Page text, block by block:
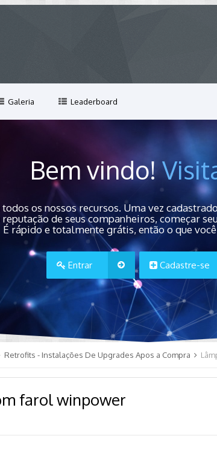
Galeria Leaderboard
Bem vindo!
os nossos recursos. Uma vez
de seus companheiros, começar
É rápido e totalmente grátis, então o que
Entrar Cadastre-se
Retrofits - Instalações De Upgrades Apos a Compra
farol winpower